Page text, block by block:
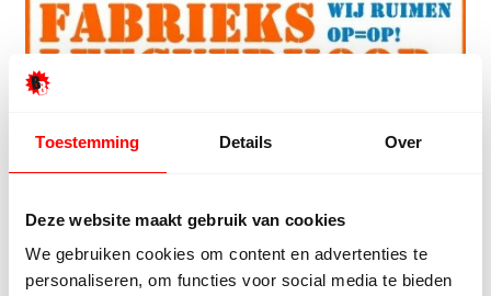
Toestemming Details Over
Deze website maakt gebruik van cookies
We gebruiken cookies om content en advertenties te
personaliseren, om functies voor social media te bieden
Verschillende soorten zwart laminaat
Zwart laminaat is in een aantal tinten te verkrijgen.
Daarnaast heeft u keuze uit verschillende decors,
zoals een houtlook, tegellaminaat of patronen zoals